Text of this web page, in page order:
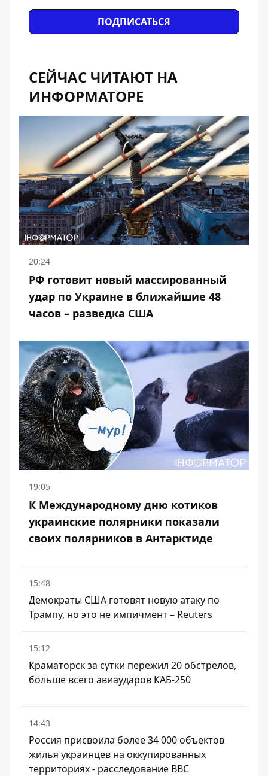
ПОДПИСАТЬСЯ
СЕЙЧАС ЧИТАЮТ НА
ИНФОРМАТОРЕ
20:24
РФ готовит новый массированный
удар по Украине в ближайшие 48
часов – разведка США
19:05
К Международному дню котиков
украинские полярники показали
своих полярников в Антарктиде
15:48
Демократы США готовят новую атаку по
Трампу, но это не импичмент – Reuters
15:12
Краматорск за сутки пережил 20 обстрелов,
больше всего авиаударов КАБ-250
14:43
Россия присвоила более 34 000 объектов
жилья украинцев на оккупированных
территориях - расследование BBC